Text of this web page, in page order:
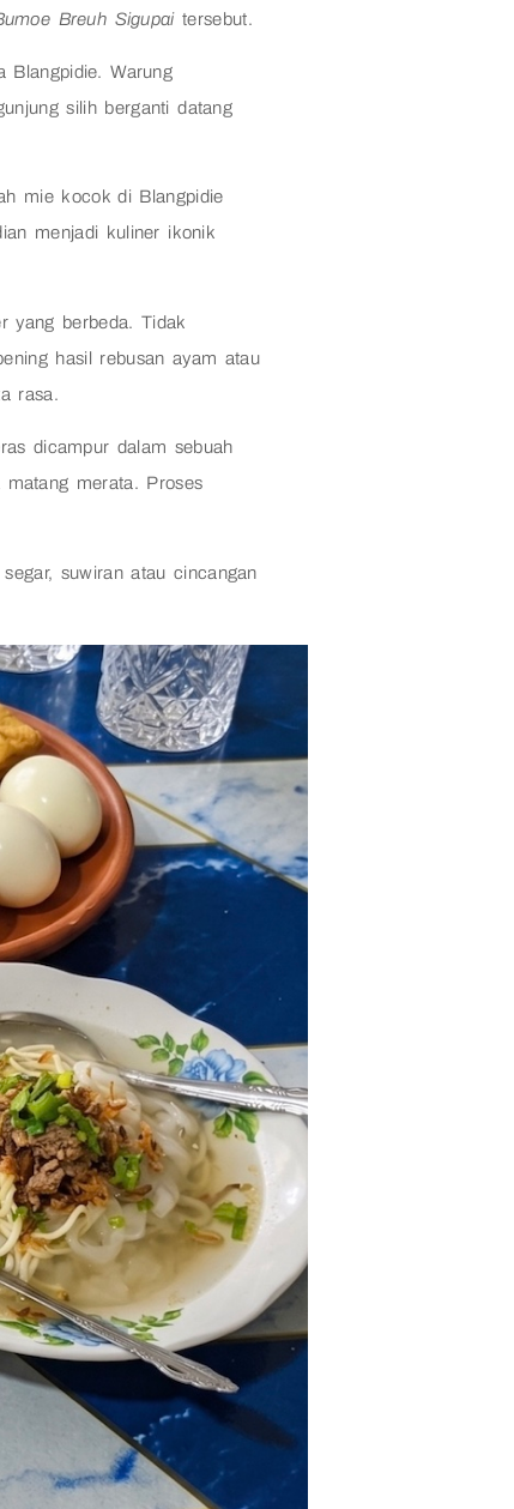
Breuh Sigupaitersebut.
Blangpidie. Warung
silih berganti datang
mie kocok di Blangpidie
menjadi kuliner ikonik
yang berbeda. Tidak
hasil rebusan ayam atau
rasa.
dicampur dalam sebuah
merata. Proses
suwiran atau cincangan